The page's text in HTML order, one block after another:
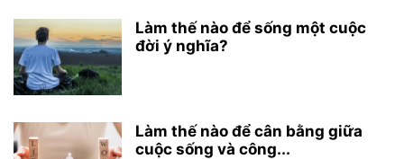
Làm thế nào để sống một cuộc
đời ý nghĩa?
Làm thế nào để cân bằng giữa
cuộc sống và công...